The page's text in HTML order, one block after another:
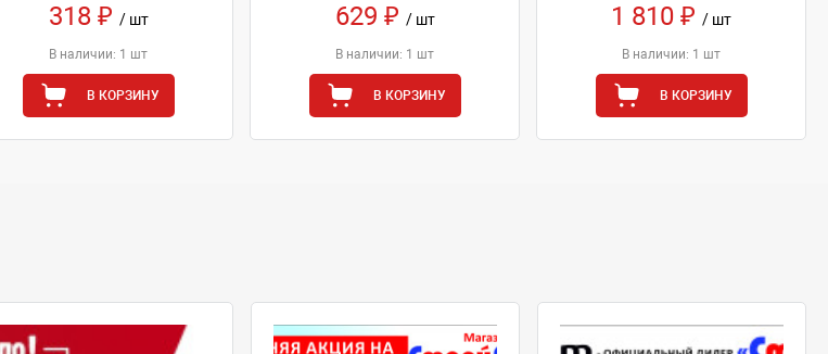
318 ₽ / шт
В наличии: 1 шт
В КОРЗИНУ
629 ₽ / шт
В наличии: 1 шт
В КОРЗИНУ
1 810 ₽/ шт
В наличии: 1 шт
В КОРЗИНУ